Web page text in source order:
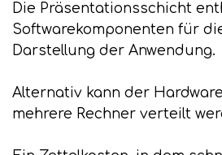
Die Präsentationsschicht
Softwarekomponenten für
Darstellung der Anwendung.
Alternativ kann der
mehrere Rechner verteilt